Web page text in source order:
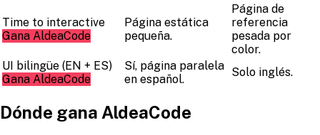
Time to interactive
Gana AldeaCode
Página estática
pequeña.
Página de
referencia
pesada por
color.
UI bilingüe (EN + ES)
Gana AldeaCode
Sí, página paralela
en español.
Solo inglés.
Dónde gana AldeaCode